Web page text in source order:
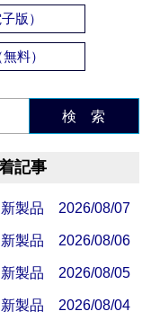
版）
料）
検 索
記事
新製品 2026/08/07
新製品 2026/08/06
新製品 2026/08/05
新製品 2026/08/04